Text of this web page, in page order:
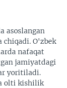
asoslangan
O'zbek
nafaqat
jamiyatdagi
yoritiladi.
olti kishilik